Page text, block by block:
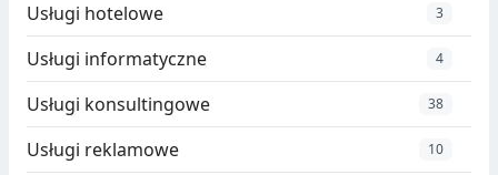
Usługi hotelowe 3
Usługi informatyczne 4
Usługi konsultingowe 38
Usługi reklamowe 10